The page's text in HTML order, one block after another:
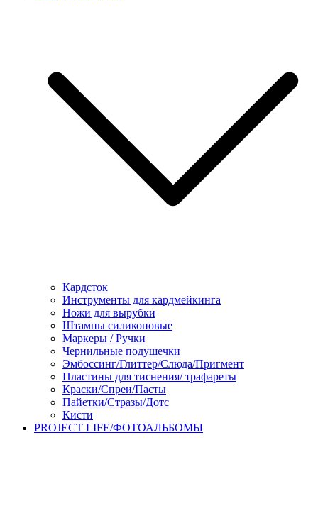
Кардсток
Инструменты для кардмейкинга
Ножи для вырубки
Штампы силиконовые
Маркеры / Ручки
Чернильные подушечки
Эмбоссинг/Глиттер/Слюда/Пригмент
Пластины для тиснения/ трафареты
Краски/Спреи/Пасты
Пайетки/Стразы/Дотс
Кисти
PROJECT LIFE/ФОТОАЛЬБОМЫ